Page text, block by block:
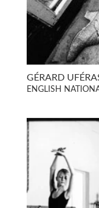
GÉRARD
ENGLISH